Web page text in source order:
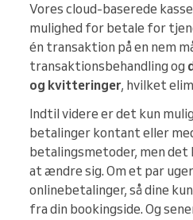
Vores cloud-baserede
mulighed for betale for
én transaktion på en nem
transaktionsbehandling og
og kvitteringer, hvilket
Indtil videre er det kun
betalinger kontant eller
betalingsmetoder, men det
at ændre sig. Om et par
onlinebetalinger, så dine
fra din bookingside. Og